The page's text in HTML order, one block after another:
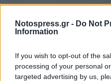
Notospress.gr - Do Not
Information
If you wish to opt-out of the
processing of your personal
targeted advertising by us,